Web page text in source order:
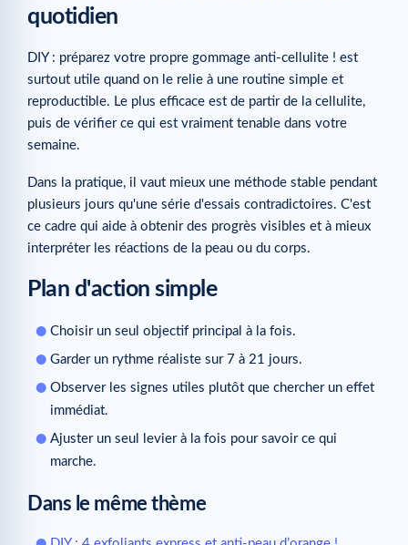
quotidien
DIY : préparez votre propre gommage anti-cellulite ! est
surtout utile quand on le relie à une routine simple et
reproductible. Le plus efficace est de partir de la cellulite,
puis de vérifier ce qui est vraiment tenable dans votre
semaine.
Dans la pratique, il vaut mieux une méthode stable pendant
plusieurs jours qu'une série d'essais contradictoires. C'est
ce cadre qui aide à obtenir des progrès visibles et à mieux
interpréter les réactions de la peau ou du corps.
Plan d'action simple
Choisir un seul objectif principal à la fois.
Garder un rythme réaliste sur 7 à 21 jours.
Observer les signes utiles plutôt que chercher un effet
immédiat.
Ajuster un seul levier à la fois pour savoir ce qui
marche.
Dans le même thème